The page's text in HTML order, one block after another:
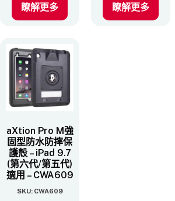
瞭解更多 瞭解更多
aXtion Pro M強
固型防水防摔保
護殼 – iPad 9.7
(第六代/第五代)
適用 – CWA609
SKU: CWA609